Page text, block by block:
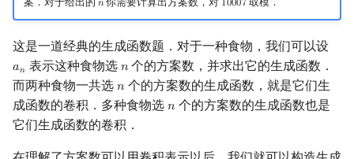
𝑛
n 10007
10007
这是一道经典的生成函数题．对于一种食物，我们可以设
𝑎𝑛
an 表示这种食物选 𝑛
n 个的方案数，并求出它的生成函数．
而两种食物一共选 𝑛
n 个的方案数的生成函数，就是它们生
成函数的卷积．多种食物选 𝑛
n 个的方案数的生成函数也是
它们生成函数的卷积．